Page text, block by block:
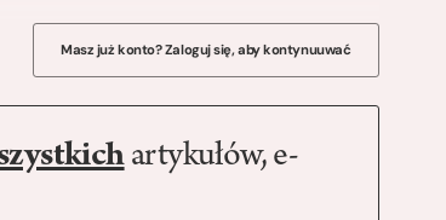
Masz już konto? Zaloguj się, aby kontynuuwać
artykułów, e-